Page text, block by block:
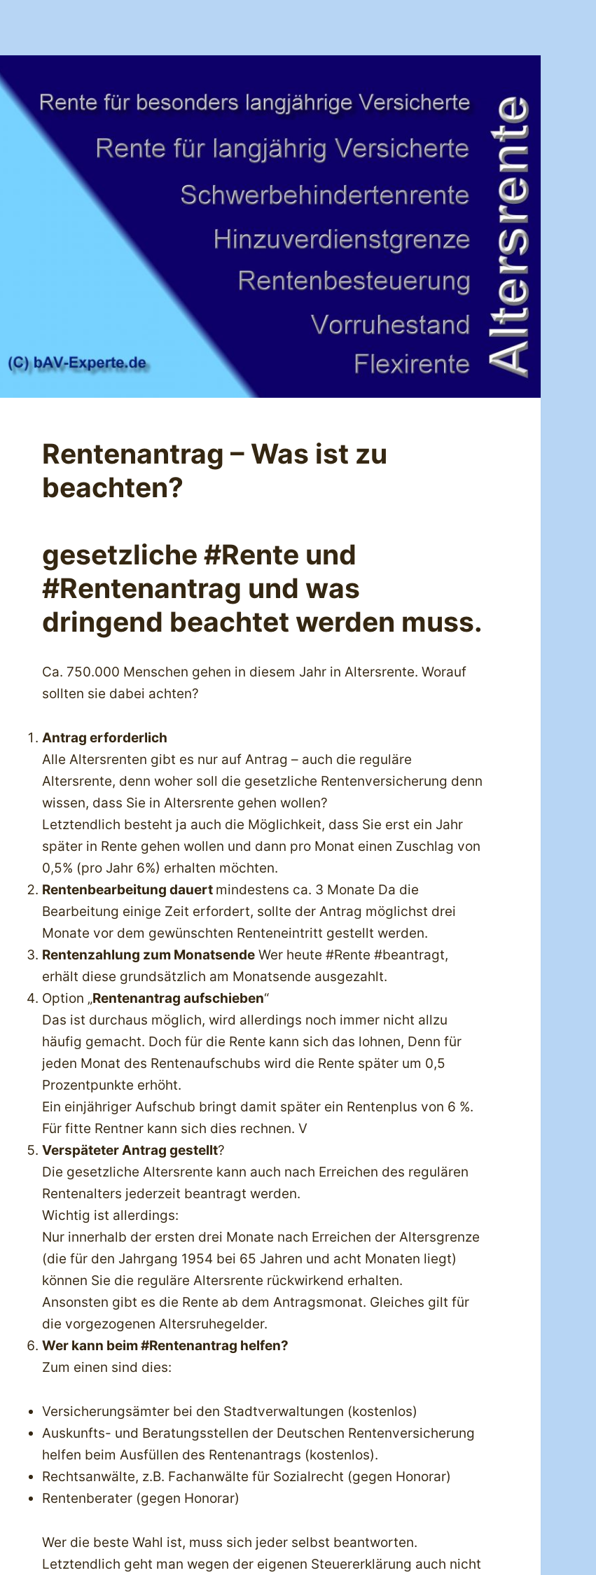
Rentenantrag – Was ist zu
beachten?
gesetzliche #Rente und
#Rentenantrag und was
dringend beachtet werden muss.
Ca. 750.000 Menschen gehen in diesem Jahr in Altersrente. Worauf
sollten sie dabei achten?
Antrag erforderlich
Alle Altersrenten gibt es nur auf Antrag – auch die reguläre
Altersrente, denn woher soll die gesetzliche Rentenversicherung denn
wissen, dass Sie in Altersrente gehen wollen?
Letztendlich besteht ja auch die Möglichkeit, dass Sie erst ein Jahr
später in Rente gehen wollen und dann pro Monat einen Zuschlag von
0,5% (pro Jahr 6%) erhalten möchten.
Rentenbearbeitung dauert mindestens ca. 3 Monate Da die
Bearbeitung einige Zeit erfordert, sollte der Antrag möglichst drei
Monate vor dem gewünschten Renteneintritt gestellt werden.
Rentenzahlung zum Monatsende Wer heute #Rente #beantragt,
erhält diese grundsätzlich am Monatsende ausgezahlt.
Option „Rentenantrag aufschieben“
Das ist durchaus möglich, wird allerdings noch immer nicht allzu
häufig gemacht. Doch für die Rente kann sich das lohnen, Denn für
jeden Monat des Rentenaufschubs wird die Rente später um 0,5
Prozentpunkte erhöht.
Ein einjähriger Aufschub bringt damit später ein Rentenplus von 6 %.
Für fitte Rentner kann sich dies rechnen. V
Verspäteter Antrag gestellt?
Die gesetzliche Altersrente kann auch nach Erreichen des regulären
Rentenalters jederzeit beantragt werden.
Wichtig ist allerdings:
Nur innerhalb der ersten drei Monate nach Erreichen der Altersgrenze
(die für den Jahrgang 1954 bei 65 Jahren und acht Monaten liegt)
können Sie die reguläre Altersrente rückwirkend erhalten.
Ansonsten gibt es die Rente ab dem Antragsmonat. Gleiches gilt für
die vorgezogenen Altersruhegelder.
Wer kann beim #Rentenantrag helfen?
Zum einen sind dies:
Versicherungsämter bei den Stadtverwaltungen (kostenlos)
Auskunfts- und Beratungsstellen der Deutschen Rentenversicherung
helfen beim Ausfüllen des Rentenantrags (kostenlos).
Rechtsanwälte, z.B. Fachanwälte für Sozialrecht (gegen Honorar)
Rentenberater (gegen Honorar)
Wer die beste Wahl ist, muss sich jeder selbst beantworten.
Letztendlich geht man wegen der eigenen Steuererklärung auch nicht